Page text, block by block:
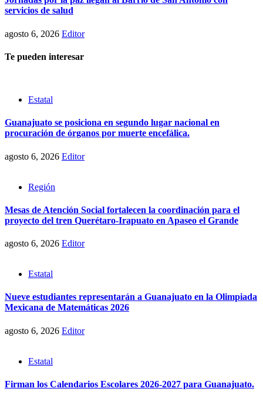
servicios de salud
agosto 6, 2026 Editor
Te pueden interesar
Estatal
Guanajuato se posiciona en segundo lugar nacional en
procuración de órganos por muerte encefálica.
agosto 6, 2026 Editor
Región
Mesas de Atención Social fortalecen la coordinación para el
proyecto del tren Querétaro-Irapuato en Apaseo el Grande
agosto 6, 2026 Editor
Estatal
Nueve estudiantes representarán a Guanajuato en la Olimpiada
Mexicana de Matemáticas 2026
agosto 6, 2026 Editor
Estatal
Firman los Calendarios Escolares 2026-2027 para Guanajuato.